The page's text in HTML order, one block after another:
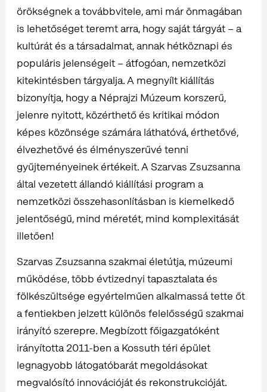
örökségnek a továbbvitele, ami már önmagában
is lehetőséget teremt arra, hogy saját tárgyát – a
kultúrát és a társadalmat, annak hétköznapi és
populáris jelenségeit – átfogóan, nemzetközi
kitekintésben tárgyalja. A megnyílt kiállítás
bizonyítja, hogy a Néprajzi Múzeum korszerű,
jelenre nyitott, közérthető és kritikai módon
képes közönsége számára láthatóvá, érthetővé,
élvezhetővé és élményszerűvé tenni
gyűjteményeinek értékeit. A Szarvas Zsuzsanna
által vezetett állandó kiállítási program a
nemzetközi összehasonlításban is kiemelkedő
jelentőségű, mind méretét, mind komplexitását
illetően!
Szarvas Zsuzsanna szakmai életútja, múzeumi
működése, több évtizednyi tapasztalata és
fölkészültsége egyértelműen alkalmassá tette őt
a fentiekben jelzett különös felelősségű szakmai
irányító szerepre. Megbízott főigazgatóként
irányította 2011-ben a Kossuth téri épület
legnagyobb látogatóbarát megoldásokat
megvalósító innovációját és rekonstrukcióját.